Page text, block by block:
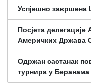
Успјешно
Посјета
Америчких Држава
Одржан састанак
турнира у Беранама